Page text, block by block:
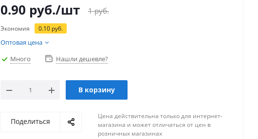
0.90 руб./шт 1руб.
Экономия 0.10 руб.
Оптовая цена
Много
Нашли дешевле?
В корзину
Поделиться
Цена действительна только для интернет-
магазина и может отличаться от цен в
розничных магазинах